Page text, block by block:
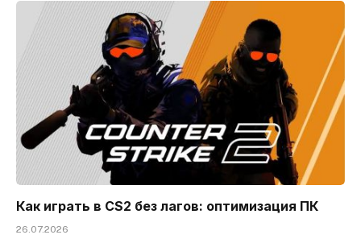
Как играть в CS2 без лагов: оптимизация ПК
26.07.2026